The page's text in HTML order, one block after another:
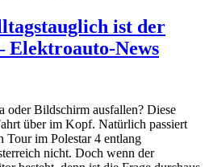
ist der
Elektroauto-News
oder Bildschirm ausfallen? Diese
über im Kopf. Natürlich passiert
Tour im Polestar 4 entlang
nicht. Doch wenn der